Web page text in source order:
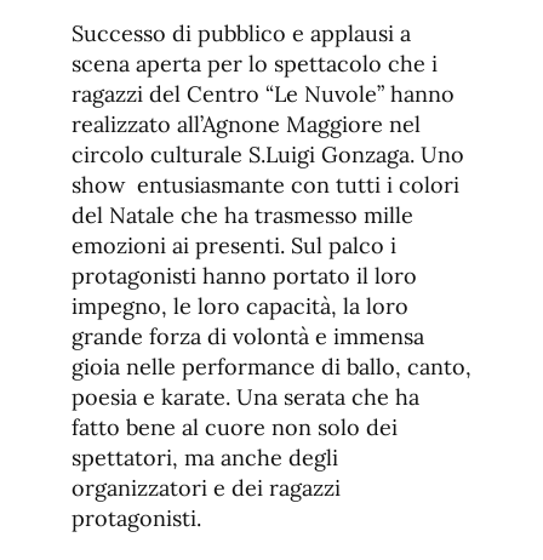
fuente.
Successo di pubblico e applausi a
scena aperta per lo spettacolo che i
ragazzi del Centro “Le Nuvole” hanno
realizzato all’Agnone Maggiore nel
circolo culturale S.Luigi Gonzaga. Uno
show entusiasmante con tutti i colori
del Natale che ha trasmesso mille
emozioni ai presenti. Sul palco i
protagonisti hanno portato il loro
impegno, le loro capacità, la loro
grande forza di volontà e immensa
gioia nelle performance di ballo, canto,
poesia e karate. Una serata che ha
fatto bene al cuore non solo dei
spettatori, ma anche degli
organizzatori e dei ragazzi
protagonisti.